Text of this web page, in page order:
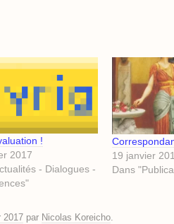
!
2017
- Dialogues -
19 janvier
Dans
2017 par Nicolas Koreicho.